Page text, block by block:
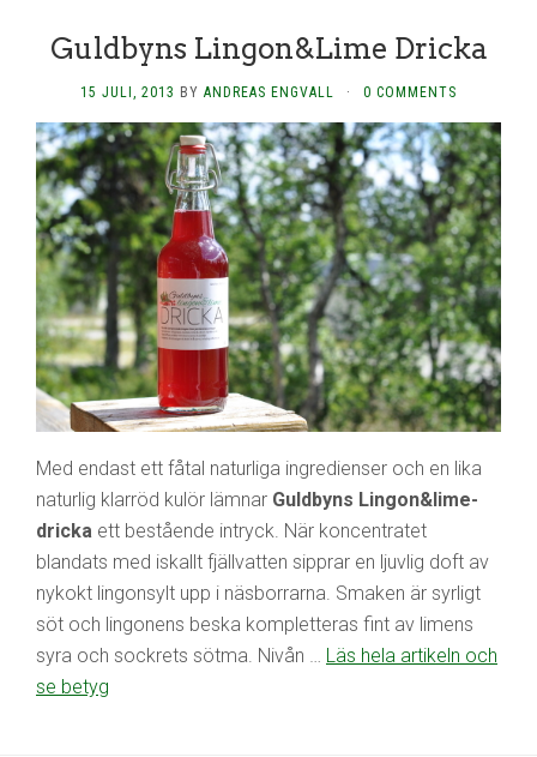
Guldbyns Lingon&Lime Dricka
15 JULI, 2013 BY ANDREAS ENGVALL · 0 COMMENTS
Med endast ett fåtal naturliga ingredienser och en lika
naturlig klarröd kulör lämnar Guldbyns Lingon&lime-
dricka ett bestående intryck. När koncentratet
blandats med iskallt fjällvatten sipprar en ljuvlig doft av
nykokt lingonsylt upp i näsborrarna. Smaken är syrligt
söt och lingonens beska kompletteras fint av limens
syra och sockrets sötma. Nivån … Läs hela artikeln och
se betyg